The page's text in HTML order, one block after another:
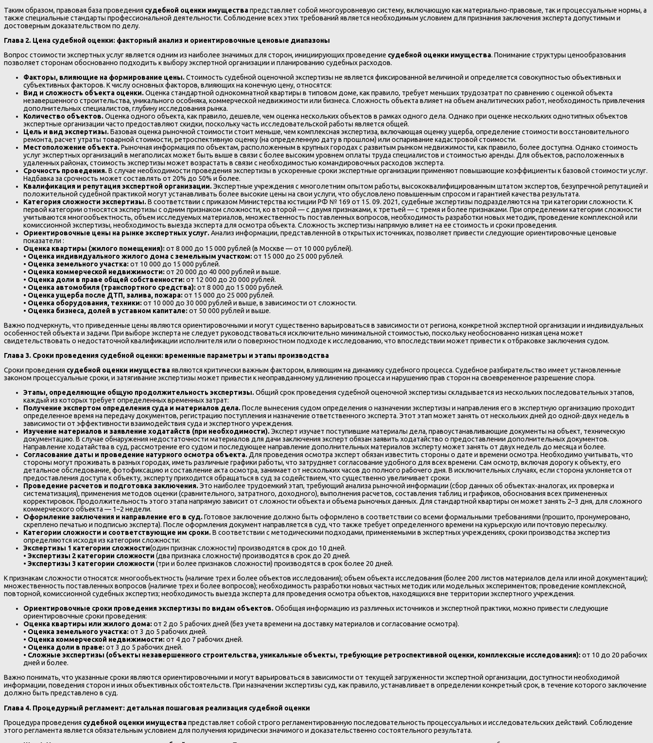
Таким образом, правовая база проведения судебной оценки имуществапредставляет собой многоуровневую систему, включающую как материально-правовые, так и процессуальные нормы, а
также специальные стандарты профессиональной деятельности. Соблюдение всех этих требований является необходимым условием для признания заключения эксперта допустимым и
достоверным доказательством по делу.
Глава 2. Цена судебной оценки: факторный анализ и ориентировочные ценовые диапазоны
Вопрос стоимости экспертных услуг является одним из наиболее значимых для сторон, инициирующих проведение судебной оценки имущества. Понимание структуры ценообразования
позволяет сторонам обоснованно подходить к выбору экспертной организации и планированию судебных расходов.
Факторы, влияющие на формирование цены.Стоимость судебной оценочной экспертизы не является фиксированной величиной и определяется совокупностью объективных и
субъективных факторов. К числу основных факторов, влияющих на конечную цену, относятся:
Вид и сложность объекта оценки.Оценка стандартной однокомнатной квартиры в типовом доме, как правило, требует меньших трудозатрат по сравнению с оценкой объекта
незавершенного строительства, уникального особняка, коммерческой недвижимости или бизнеса. Сложность объекта влияет на объем аналитических работ, необходимость привлечения
дополнительных специалистов, глубину исследования рынка.
Количество объектов.Оценка одного объекта, как правило, дешевле, чем оценка нескольких объектов в рамках одного дела. Однако при оценке нескольких однотипных объектов
экспертные организации часто предоставляют скидки, поскольку часть исследовательской работы является общей.
Цель и вид экспертизы.Базовая оценка рыночной стоимости стоит меньше, чем комплексная экспертиза, включающая оценку ущерба, определение стоимости восстановительного
ремонта, расчет утраты товарной стоимости, ретроспективную оценку (на определенную дату в прошлом) или оспаривание кадастровой стоимости.
Местоположение объекта.Рыночная информация по объектам, расположенным в крупных городах с развитым рынком недвижимости, как правило, более доступна. Однако стоимость
услуг экспертных организаций в мегаполисах может быть выше в связи с более высоким уровнем оплаты труда специалистов и стоимостью аренды. Для объектов, расположенных в
удаленных районах, стоимость экспертизы может возрастать в связи с необходимостью командировочных расходов эксперта.
Срочность проведения.В случае необходимости проведения экспертизы в ускоренные сроки экспертные организации применяют повышающие коэффициенты к базовой стоимости услуг.
Надбавка за срочность может составлять от 20% до 50% и более.
Квалификация и репутация экспертной организации.Экспертные учреждения с многолетним опытом работы, высококвалифицированным штатом экспертов, безупречной репутацией и
положительной судебной практикой могут устанавливать более высокие цены на свои услуги, что обусловлено повышенным спросом и гарантией качества результата.
Категория сложности экспертизы.В соответствии с приказом Министерства юстиции РФ № 169 от 15. 09. 2021, судебные экспертизы подразделяются на три категории сложности. К
первой категории относятся экспертизы с одним признаком сложности, ко второй — с двумя признаками, к третьей — с тремя и более признаками. При определении категории сложности
учитываются многообъектность, объем исследуемых материалов, множественность поставленных вопросов, необходимость разработки новых методик, проведение комплексной или
комиссионной экспертизы, необходимость выезда эксперта для осмотра объекта. Сложность экспертизы напрямую влияет на ее стоимость и сроки проведения.
Ориентировочные цены на рынке экспертных услуг.Анализ информации, представленной в открытых источниках, позволяет привести следующие ориентировочные ценовые
показатели :
Оценка квартиры (жилого помещения):от 8 000 до 15 000 рублей (в Москве — от 10 000 рублей).
• Оценка индивидуального жилого дома с земельным участком:от 15 000 до 25 000 рублей.
• Оценка земельного участка:от 10 000 до 15 000 рублей.
• Оценка коммерческой недвижимости:от 20 000 до 40 000 рублей и выше.
• Оценка доли в праве общей собственности:от 12 000 до 20 000 рублей.
• Оценка автомобиля (транспортного средства):от 8 000 до 15 000 рублей.
• Оценка ущерба после ДТП, залива, пожара:от 15 000 до 25 000 рублей.
• Оценка оборудования, техники:от 10 000 до 30 000 рублей и выше, в зависимости от сложности.
• Оценка бизнеса, долей в уставном капитале:от 50 000 рублей и выше.
Важно подчеркнуть, что приведенные цены являются ориентировочными и могут существенно варьироваться в зависимости от региона, конкретной экспертной организации и индивидуальных
особенностей объекта и задачи. При выборе эксперта не следует руководствоваться исключительно минимальной стоимостью, поскольку необоснованно низкая цена может
свидетельствовать о недостаточной квалификации исполнителя или о поверхностном подходе к исследованию, что впоследствии может привести к отбраковке заключения судом.
Глава 3. Сроки проведения судебной оценки: временные параметры и этапы производства
Сроки проведения судебной оценки имуществаявляются критически важным фактором, влияющим на динамику судебного процесса. Судебное разбирательство имеет установленные
законом процессуальные сроки, и затягивание экспертизы может привести к неоправданному удлинению процесса и нарушению прав сторон на своевременное разрешение спора.
Этапы, определяющие общую продолжительность экспертизы.Общий срок проведения судебной оценочной экспертизы складывается из нескольких последовательных этапов,
каждый из которых требует определенных временных затрат:
Получение экспертом определения суда и материалов дела.После вынесения судом определения о назначении экспертизы и направления его в экспертную организацию проходит
определенное время на передачу документов, регистрацию поступления и назначение ответственного эксперта. Этот этап может занять от нескольких дней до одной-двух недель в
зависимости от эффективности взаимодействия суда и экспертного учреждения.
Изучение материалов и заявление ходатайств (при необходимости).Эксперт изучает поступившие материалы дела, правоустанавливающие документы на объект, техническую
документацию. В случае обнаружения недостаточности материалов для дачи заключения эксперт обязан заявить ходатайство о предоставлении дополнительных документов.
Направление ходатайства в суд, рассмотрение его судом и последующее направление дополнительных материалов эксперту может занять от двух недель до месяца и более.
Согласование даты и проведение натурного осмотра объекта.Для проведения осмотра эксперт обязан известить стороны о дате и времени осмотра. Необходимо учитывать, что
стороны могут проживать в разных городах, иметь различные графики работы, что затрудняет согласование удобного для всех времени. Сам осмотр, включая дорогу к объекту, его
детальное обследование, фотофиксацию и составление акта осмотра, занимает от нескольких часов до полного рабочего дня. В исключительных случаях, если сторона уклоняется от
предоставления доступа к объекту, эксперту приходится обращаться в суд за содействием, что существенно увеличивает сроки.
Проведение расчетов и подготовка заключения.Это наиболее трудоемкий этап, требующий анализа рыночной информации (сбор данных об объектах-аналогах, их проверка и
систематизация), применения методов оценки (сравнительного, затратного, доходного), выполнения расчетов, составления таблиц и графиков, обоснования всех примененных
корректировок. Продолжительность этого этапа напрямую зависит от сложности объекта и объема рыночных данных. Для стандартной квартиры он может занять 2–3 дня, для сложного
коммерческого объекта — 1–2 недели.
Оформление заключения и направление его в суд.Готовое заключение должно быть оформлено в соответствии со всеми формальными требованиями (прошито, пронумеровано,
скреплено печатью и подписью эксперта). После оформления документ направляется в суд, что также требует определенного времени на курьерскую или почтовую пересылку.
Категории сложности и соответствующие им сроки.В соответствии с методическими подходами, применяемыми в экспертных учреждениях, сроки производства экспертиз
определяются исходя из категории сложности:
Экспертизы 1 категории сложности(один признак сложности) производятся в срок до 10 дней.
• Экспертизы 2 категории сложности (два признака сложности) производятся в срок до 20 дней.
• Экспертизы 3 категории сложности (три и более признаков сложности) производятся в срок более 20 дней.
К признакам сложности относятся: многообъектность (наличие трех и более объектов исследования); объем объекта исследования (более 200 листов материалов дела или иной документации);
множественность поставленных вопросов (наличие трех и более вопросов); необходимость разработки новых частных методик или модельных экспериментов; проведение комплексной,
повторной, комиссионной судебных экспертиз; необходимость выезда эксперта для проведения осмотра объектов, находящихся вне территории экспертного учреждения.
Ориентировочные сроки проведения экспертизы по видам объектов.Обобщая информацию из различных источников и экспертной практики, можно привести следующие
ориентировочные сроки проведения:
Оценка квартиры или жилого дома:от 2 до 5 рабочих дней (без учета времени на доставку материалов и согласование осмотра).
• Оценка земельного участка:от 3 до 5 рабочих дней.
• Оценка коммерческой недвижимости:от 4 до 7 рабочих дней.
• Оценка доли в праве:от 3 до 5 рабочих дней.
• Сложные экспертизы (объекты незавершенного строительства, уникальные объекты, требующие ретроспективной оценки, комплексные исследования):от 10 до 20 рабочих
дней и более.
Важно понимать, что указанные сроки являются ориентировочными и могут варьироваться в зависимости от текущей загруженности экспертной организации, доступности необходимой
информации, поведения сторон и иных объективных обстоятельств. При назначении экспертизы суд, как правило, устанавливает в определении конкретный срок, в течение которого заключение
должно быть представлено в суд.
Глава 4. Процедурный регламент: детальная пошаговая реализация судебной оценки
Процедура проведения судебной оценки имуществапредставляет собой строго регламентированную последовательность процессуальных и исследовательских действий. Соблюдение
этого регламента является обязательным условием для получения юридически значимого и доказательственно состоятельного результата.